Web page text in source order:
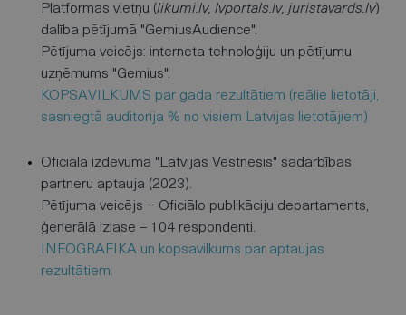
Platformas vietņu (likumi.lv, lvportals.lv, juristavards.lv)
dalība pētījumā "GemiusAudience".
Pētījuma veicējs: interneta tehnoloģiju un pētījumu
uzņēmums "Gemius".
KOPSAVILKUMS par gada rezultātiem (reālie lietotāji,
sasniegtā auditorija % no visiem Latvijas lietotājiem)
Oficiālā izdevuma "Latvijas Vēstnesis" sadarbības
partneru aptauja (2023).
Pētījuma veicējs − Oficiālo publikāciju departaments,
ģenerālā izlase – 104 respondenti.
INFOGRAFIKA un kopsavilkums par aptaujas
rezultātiem.